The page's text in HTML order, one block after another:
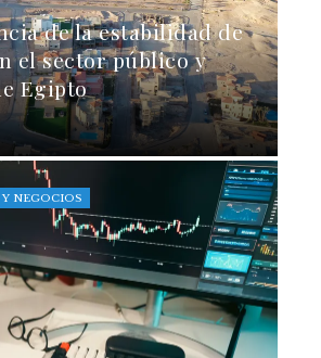
de la estabilidad de
el sector público y
Egipto
NEGOCIOS